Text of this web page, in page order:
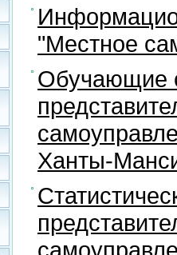
"Местное
Обучающие
Ханты-